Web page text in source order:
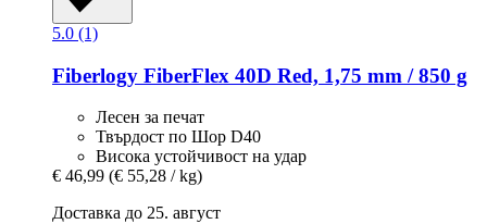
5.0 (1)
Fiberlogy FiberFlex 40D Red, 1,75 mm / 850 g
Лесен за печат
Твърдост по Шор D40
Висока устойчивост на удар
€ 46,99 (€ 55,28 / kg)
Доставка до 25. август